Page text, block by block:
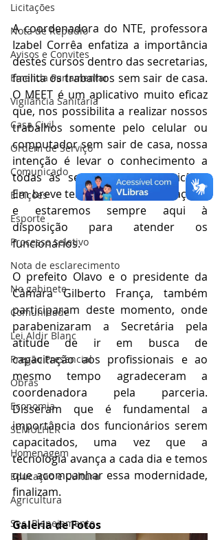
Licitações
Nota de Repúdio
Avisos e Convites
Emenda Parlamentar
Vigilância Sanitária
Casa Civil
Ordem de Serviço
Comunicado
Eleições
Esporte
Processo seletivo
Nota de esclarecimento
No gabinete
Comunidade
Lei Aldir Blanc
Pregão Presencial
Obras
Economia
SEMULHER
Homenagem
Educação e Cultura
Agricultura
Sec. Planejamento
A coordenadora do NTE, professora
Izabel Corrêa enfatiza a importância
destes cursos dentro das secretarias,
facilita os trabalhos sem sair de casa.
O MEET é um aplicativo muito eficaz
que, nos possibilita a realizar nossos
trabalhos somente pelo celular ou
computador sem sair de casa, nossa
intenção é levar o conhecimento a
todas às secretarias do município.
Em breve teremos outras formações,
e estaremos sempre aqui à
disposição para atender os
funcionários.
O prefeito Olavo e o presidente da
Câmara Gilberto França, também
participaram deste momento, onde
parabenizaram a Secretária pela
atitude de ir em busca de
capacitação aos profissionais e ao
mesmo tempo agradeceram a
coordenadora pela parceria.
Disseram que é fundamental a
importância dos funcionários serem
capacitados, uma vez que a
tecnologia avança a cada dia e temos
que acompanhar essa modernidade,
finalizam.
Galeria de Fotos